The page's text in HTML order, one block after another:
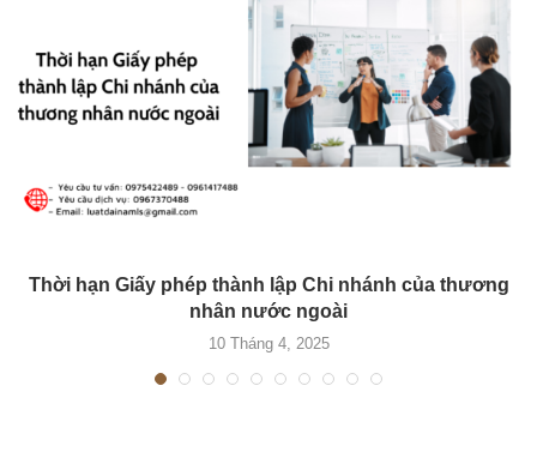
Thời hạn Giấy phép thành lập Chi nhánh của thương
nhân nước ngoài
10 Tháng 4, 2025